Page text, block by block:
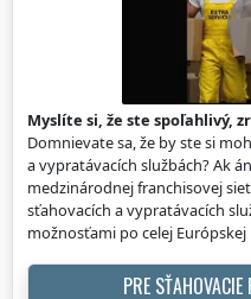
Myslíte si, že ste spoľahlivý,
Domnievate sa, že by ste si
a vypratávacích službách? Ak
medzinárodnej franchisovej
sťahovacích a vypratávacích
možnosťami po celej Európskej
PRE